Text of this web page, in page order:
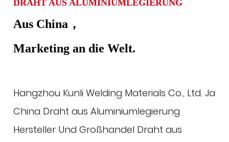
DRAHT AUS ALUMINIUMLEGIERUNG
Aus China，
Marketing an die Welt.
Hangzhou Kunli Welding Materials Co., Ltd. Ja
China Draht aus Aluminiumlegierung
Hersteller UndGroßhandel Draht aus